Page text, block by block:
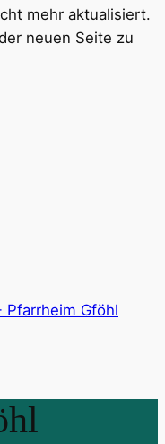
mehr aktualisiert.
neuen Seite zu
Gföhl